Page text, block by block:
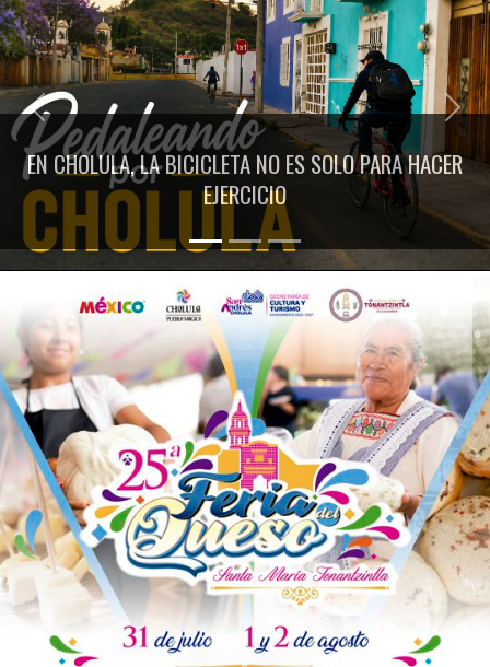
EN CHOLULA, LA BICICLETA NO ES SOLO PARA HACER
EJERCICIO
Previous Next